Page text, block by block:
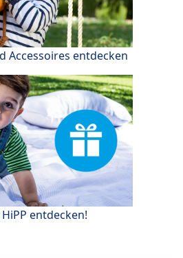
Accessoires entdecken
entdecken!